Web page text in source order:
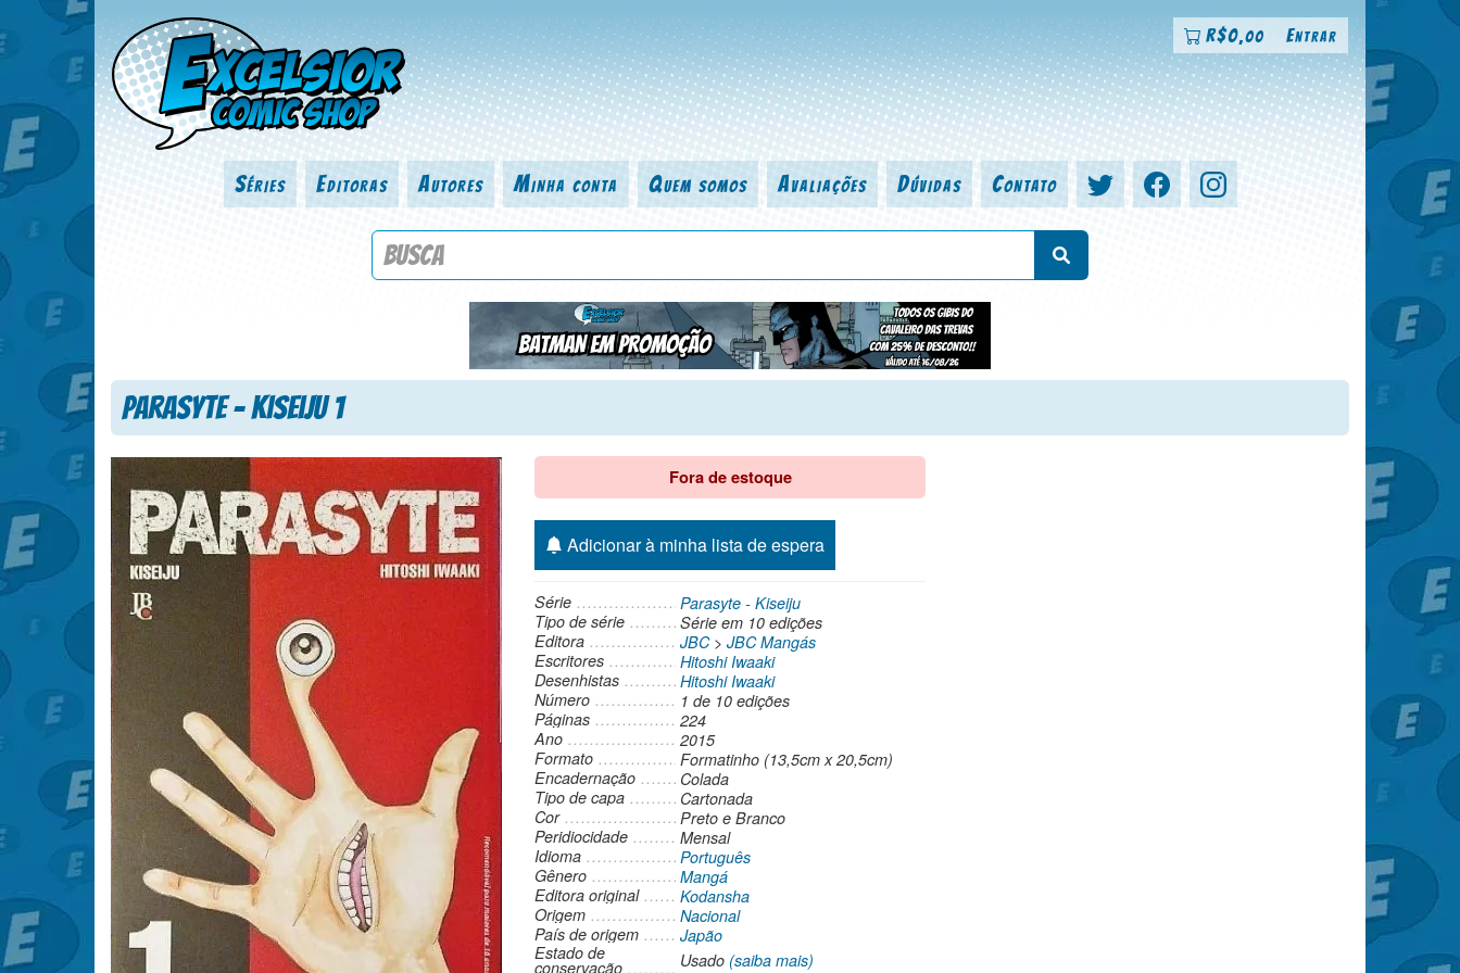
R$0,00 Entrar
Séries Editoras Autores Minha conta Quem somos Avaliações Dúvidas Contato
Procure por título da revista, personagem, série, escritor, desenhista, arte-finalista, colorista
Parasyte – Kiseiju 1
Fora de estoque
Adicionar à minha lista de espera
Série
Parasyte - Kiseiju
Tipo de série
Série em 10 edições
Editora
JBC> JBC Mangás
Escritores
Hitoshi Iwaaki
Desenhistas
Hitoshi Iwaaki
Número
1 de 10 edições
Páginas
224
Ano
2015
Formato
Formatinho (13,5cm x 20,5cm)
Encadernação
Colada
Tipo de capa
Cartonada
Cor
Preto e Branco
Peridiocidade
Mensal
Idioma
Português
Gênero
Mangá
Editora original
Kodansha
Origem
Nacional
País de origem
Japão
Estado de
conservação Usado (saiba mais)